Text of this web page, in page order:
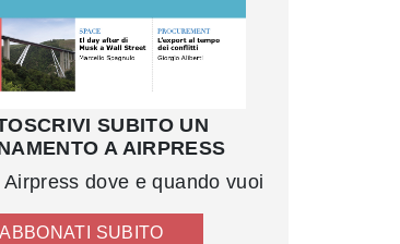
SUBITO UN
A AIRPRESS
dove e quando vuoi
ABBONATI SUBITO